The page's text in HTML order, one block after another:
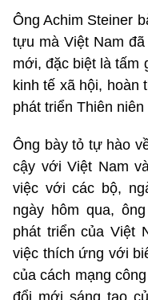
Ông Achim Steiner
tựu mà Việt Nam
mới, đặc biệt là tấm
kinh tế xã hội, hoàn
phát triển Thiên niên
Ông bày tỏ tự hào
cậy với Việt Nam
việc với các bộ,
ngày hôm qua,
phát triển của Việt
việc thích ứng với
của cách mạng
đổi mới sáng tao